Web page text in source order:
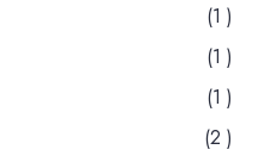
(1 )
(1 )
(1 )
(2 )